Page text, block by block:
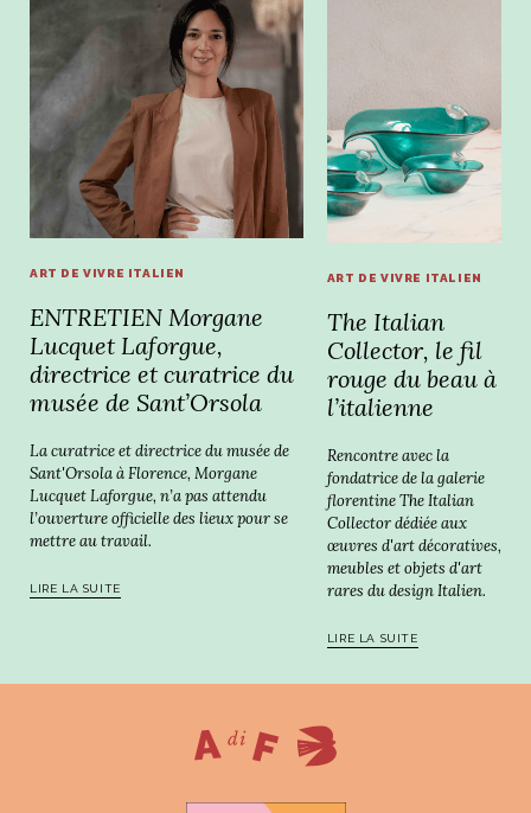
ART DE VIVRE ITALIEN
ENTRETIEN Morgane
Lucquet Laforgue,
directrice et curatrice du
musée de Sant’Orsola
La curatrice et directrice du musée de
Sant'Orsola à Florence, Morgane
Lucquet Laforgue, n’a pas attendu
l’ouverture officielle des lieux pour se
mettre au travail.
LIRE LA SUITE
ART DE VIVRE ITALIEN
The Italian
Collector, le fil
rouge du beau à
l’italienne
Rencontre avec la
fondatrice de la galerie
florentine The Italian
Collector dédiée aux
œuvres d'art décoratives,
meubles et objets d'art
rares du design Italien.
LIRE LA SUITE